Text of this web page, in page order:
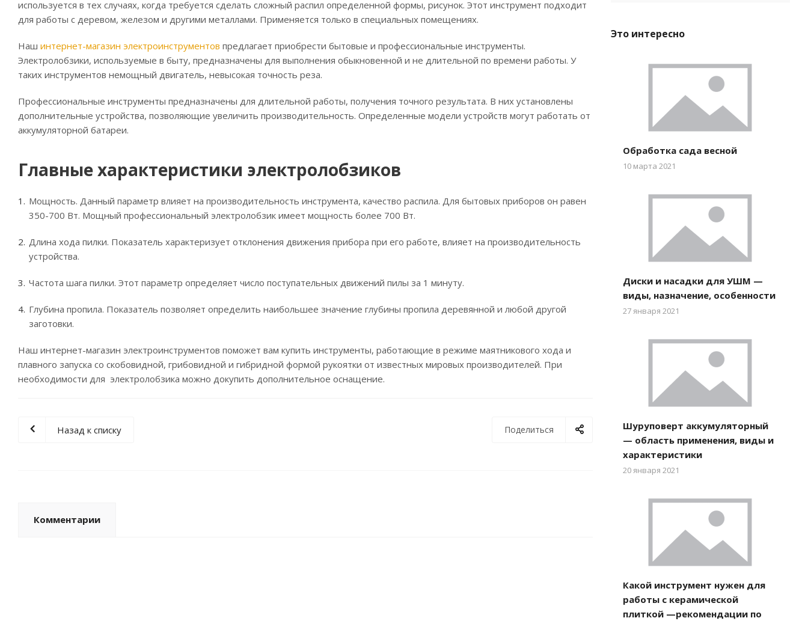
используется в тех случаях, когда требуется сделать сложный распил определенной формы, рисунок. Этот инструмент подходит
для работы с деревом, железом и другими металлами. Применяется только в специальных помещениях.
Наш интернет-магазин электроинструментов предлагает приобрести бытовые и профессиональные инструменты.
Электролобзики, используемые в быту, предназначены для выполнения обыкновенной и не длительной по времени работы. У
таких инструментов немощный двигатель, невысокая точность реза.
Профессиональные инструменты предназначены для длительной работы, получения точного результата. В них установлены
дополнительные устройства, позволяющие увеличить производительность. Определенные модели устройств могут работать от
аккумуляторной батареи.
Главные характеристики электролобзиков
Мощность. Данный параметр влияет на производительность инструмента, качество распила. Для бытовых приборов он равен
350-700 Вт. Мощный профессиональный электролобзик имеет мощность более 700 Вт.
Длина хода пилки. Показатель характеризует отклонения движения прибора при его работе, влияет на производительность
устройства.
Частота шага пилки. Этот параметр определяет число поступательных движений пилы за 1 минуту.
Глубина пропила. Показатель позволяет определить наибольшее значение глубины пропила деревянной и любой другой
заготовки.
Наш интернет-магазин электроинструментов поможет вам купить инструменты, работающие в режиме маятникового хода и
плавного запуска со скобовидной, грибовидной и гибридной формой рукоятки от известных мировых производителей. При
необходимости для электролобзика можно докупить дополнительное оснащение.
Поделиться
Назад к списку
Комментарии
Это интересно
Обработка сада весной
10 марта 2021
Диски и насадки для УШМ —
виды, назначение, особенности
27 января 2021
Шуруповерт аккумуляторный
— область применения, виды и
характеристики
20 января 2021
Какой инструмент нужен для
работы с керамической
плиткой —рекомендации по